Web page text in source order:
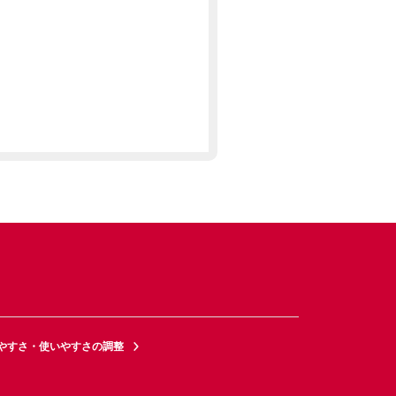
すさ・使いやすさの調整